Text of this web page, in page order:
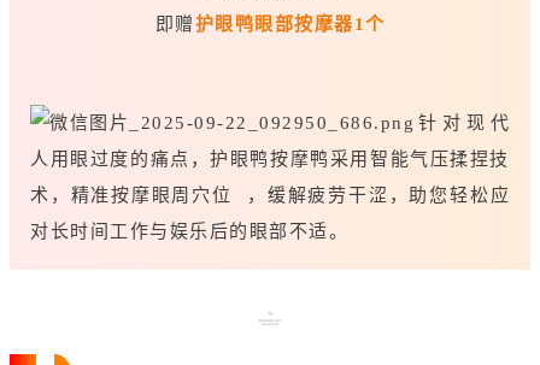
即赠护眼鸭眼部按摩器1个
针对现代
人用眼过度的痛点，护眼鸭按摩鸭采用智能气压揉捏技
术，精准按摩 眼周穴位
，缓解疲劳干涩，助您轻松应
对长时间工作与娱乐后的眼部不适。